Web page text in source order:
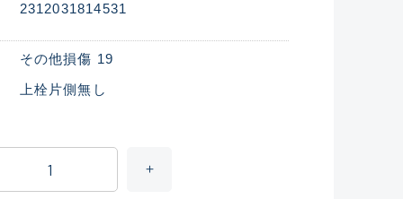
2312031814531
その他損傷 19
上栓片側無し